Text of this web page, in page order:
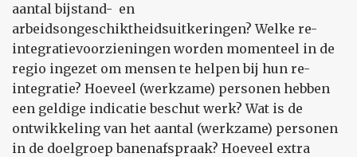
aantal bijstand- en
arbeidsongeschiktheidsuitkeringen? Welke re-
integratievoorzieningen worden momenteel in de
regio ingezet om mensen te helpen bij hun re-
integratie? Hoeveel (werkzame) personen hebben
een geldige indicatie beschut werk? Wat is de
ontwikkeling van het aantal (werkzame) personen
in de doelgroep banenafspraak? Hoeveel extra